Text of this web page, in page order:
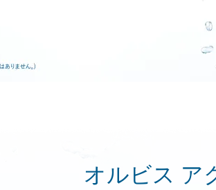
オルビス ア